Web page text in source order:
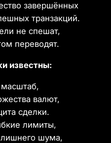
завершённых
транзакций.
не спешат,
переводят.
известны:
валют,
сделки.
лимиты,
лишнего шума,